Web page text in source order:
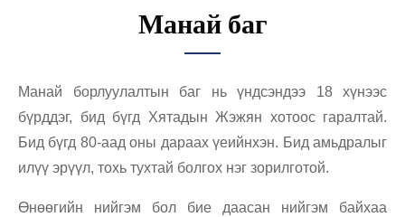
Манай баг
Манай борлуулалтын баг нь үндсэндээ 18 хүнээс
бүрддэг, бид бүгд Хятадын Жэжян хотоос гаралтай.
Бид бүгд 80-аад оны дараах үеийнхэн. Бид амьдралыг
илүү эрүүл, тохь тухтай болгох нэг зорилготой.
Өнөөгийн нийгэм бол бие даасан нийгэм байхаа